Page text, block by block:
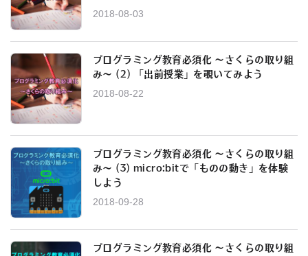
2018-08-03
プログラミング教育必須化 ～さくらの取り組
み～ (2) 「出前授業」を覗いてみよう
2018-08-22
プログラミング教育必須化 ～さくらの取り組
み～ (3) micro:bitで「ものの動き」を体験
しよう
2018-09-28
プログラミング教育必須化 ～さくらの取り組